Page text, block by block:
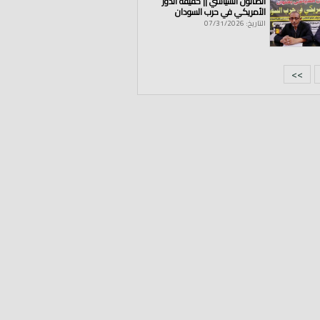
الأمريكي في حرب السودان
التاريخ: 07/31/2026
>>